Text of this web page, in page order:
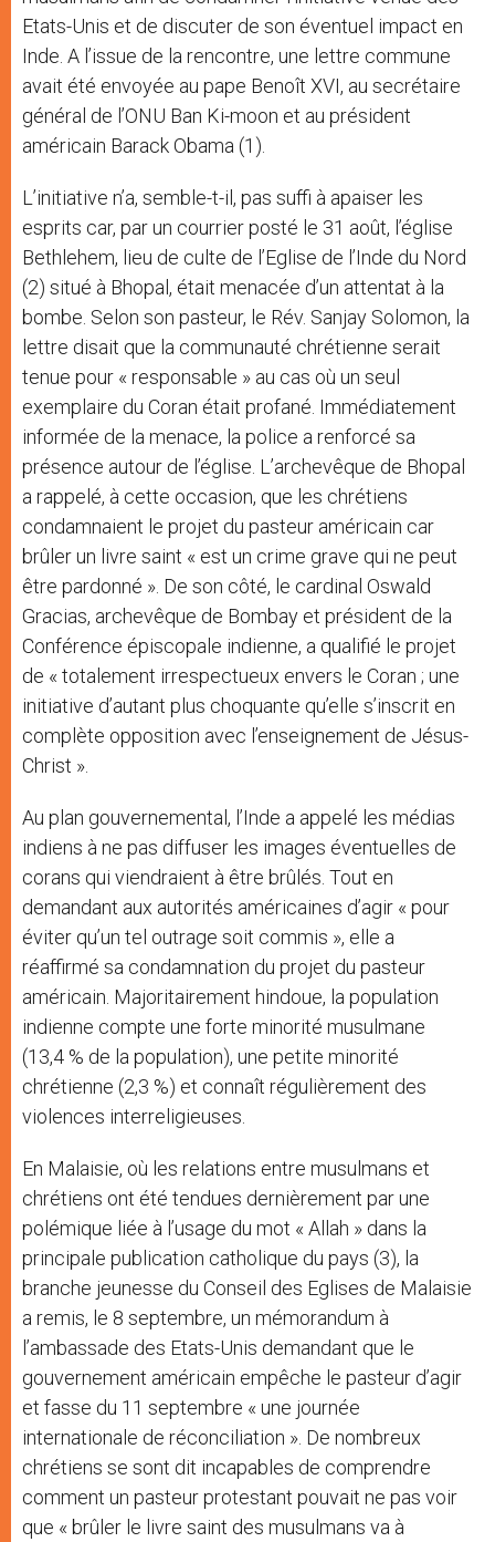
Etats-Unis et de discuter de son éventuel impact en
Inde. A l’issue de la rencontre, une lettre commune
avait été envoyée au pape Benoît XVI, au secrétaire
général de l’ONU Ban Ki-moon et au président
américain Barack Obama (1).
L’initiative n’a, semble-t-il, pas suffi à apaiser les
esprits car, par un courrier posté le 31 août, l’église
Bethlehem, lieu de culte de l’Eglise de l’Inde du Nord
(2) situé à Bhopal, était menacée d’un attentat à la
bombe. Selon son pasteur, le Rév. Sanjay Solomon, la
lettre disait que la communauté chrétienne serait
tenue pour « responsable » au cas où un seul
exemplaire du Coran était profané. Immédiatement
informée de la menace, la police a renforcé sa
présence autour de l’église. L’archevêque de Bhopal
a rappelé, à cette occasion, que les chrétiens
condamnaient le projet du pasteur américain car
brûler un livre saint « est un crime grave qui ne peut
être pardonné ». De son côté, le cardinal Oswald
Gracias, archevêque de Bombay et président de la
Conférence épiscopale indienne, a qualifié le projet
de « totalement irrespectueux envers le Coran ; une
initiative d’autant plus choquante qu’elle s’inscrit en
complète opposition avec l’enseignement de Jésus-
Christ ».
Au plan gouvernemental, l’Inde a appelé les médias
indiens à ne pas diffuser les images éventuelles de
corans qui viendraient à être brûlés. Tout en
demandant aux autorités américaines d’agir « pour
éviter qu’un tel outrage soit commis », elle a
réaffirmé sa condamnation du projet du pasteur
américain. Majoritairement hindoue, la population
indienne compte une forte minorité musulmane
(13,4 % de la population), une petite minorité
chrétienne (2,3 %) et connaît régulièrement des
violences interreligieuses.
En Malaisie, où les relations entre musulmans et
chrétiens ont été tendues dernièrement par une
polémique liée à l’usage du mot « Allah » dans la
principale publication catholique du pays (3), la
branche jeunesse du Conseil des Eglises de Malaisie
a remis, le 8 septembre, un mémorandum à
l’ambassade des Etats-Unis demandant que le
gouvernement américain empêche le pasteur d’agir
et fasse du 11 septembre « une journée
internationale de réconciliation ». De nombreux
chrétiens se sont dit incapables de comprendre
comment un pasteur protestant pouvait ne pas voir
que « brûler le livre saint des musulmans va à